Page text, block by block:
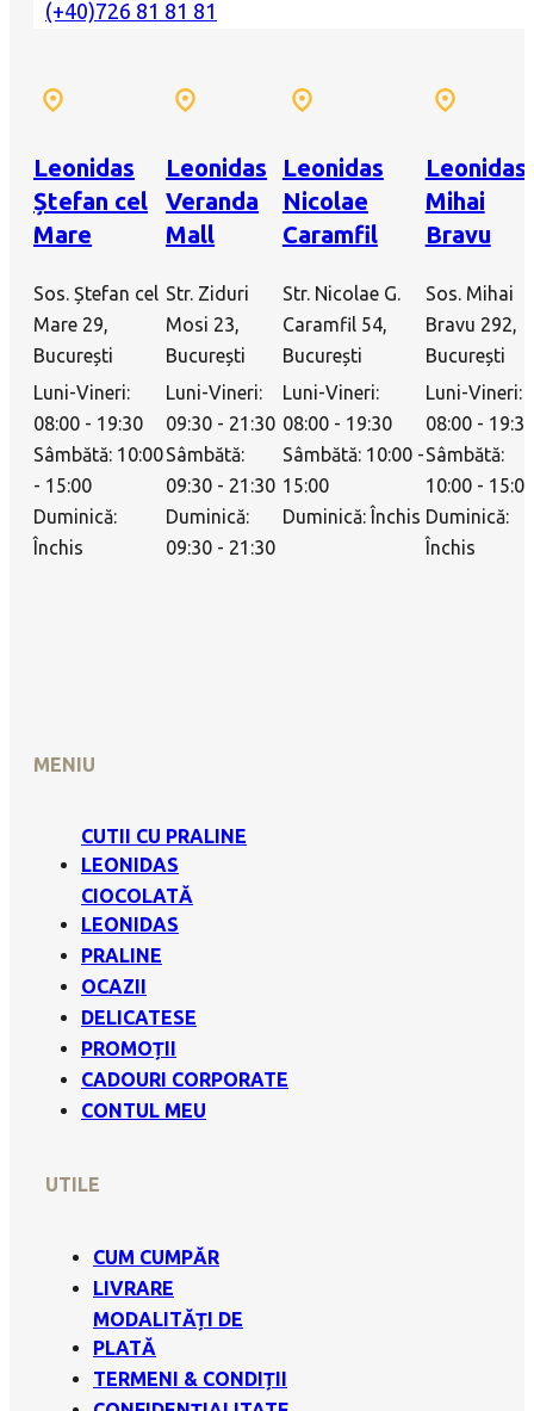
(+40)726 81 81 81
Leonidas
Ștefan cel
Mare
Sos. Ștefan cel
Mare 29,
București
Luni-Vineri:
08:00 - 19:30
Sâmbătă: 10:00
- 15:00
Duminică:
Închis
Leonidas
Veranda
Mall
Str. Ziduri
Mosi 23,
București
Luni-Vineri:
09:30 - 21:30
Sâmbătă:
09:30 - 21:30
Duminică:
09:30 - 21:30
Leonidas
Nicolae
Caramfil
Str. Nicolae G.
Caramfil 54,
București
Luni-Vineri:
08:00 - 19:30
Sâmbătă: 10:00 -
15:00
Duminică: Închis
Leonidas
Mihai
Bravu
Sos. Mihai
Bravu 292,
București
Luni-Vineri:
08:00 - 19:30
Sâmbătă:
10:00 - 15:00
Duminică:
Închis
MENIU
CUTII CU PRALINE
LEONIDAS
CIOCOLATĂ
LEONIDAS
PRALINE
OCAZII
DELICATESE
PROMOȚII
CADOURI CORPORATE
CONTUL MEU
UTILE
CUM CUMPĂR
LIVRARE
MODALITĂȚI DE
PLATĂ
TERMENI & CONDIȚII